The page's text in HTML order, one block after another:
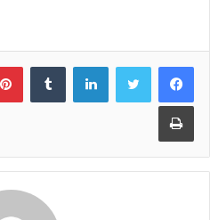
لینکدین
چاپ